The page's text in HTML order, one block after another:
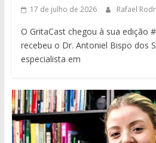
17 de julho de 2026 Rafael
O GritaCast chegou à sua edição
recebeu o Dr. Antoniel Bispo dos
especialista em